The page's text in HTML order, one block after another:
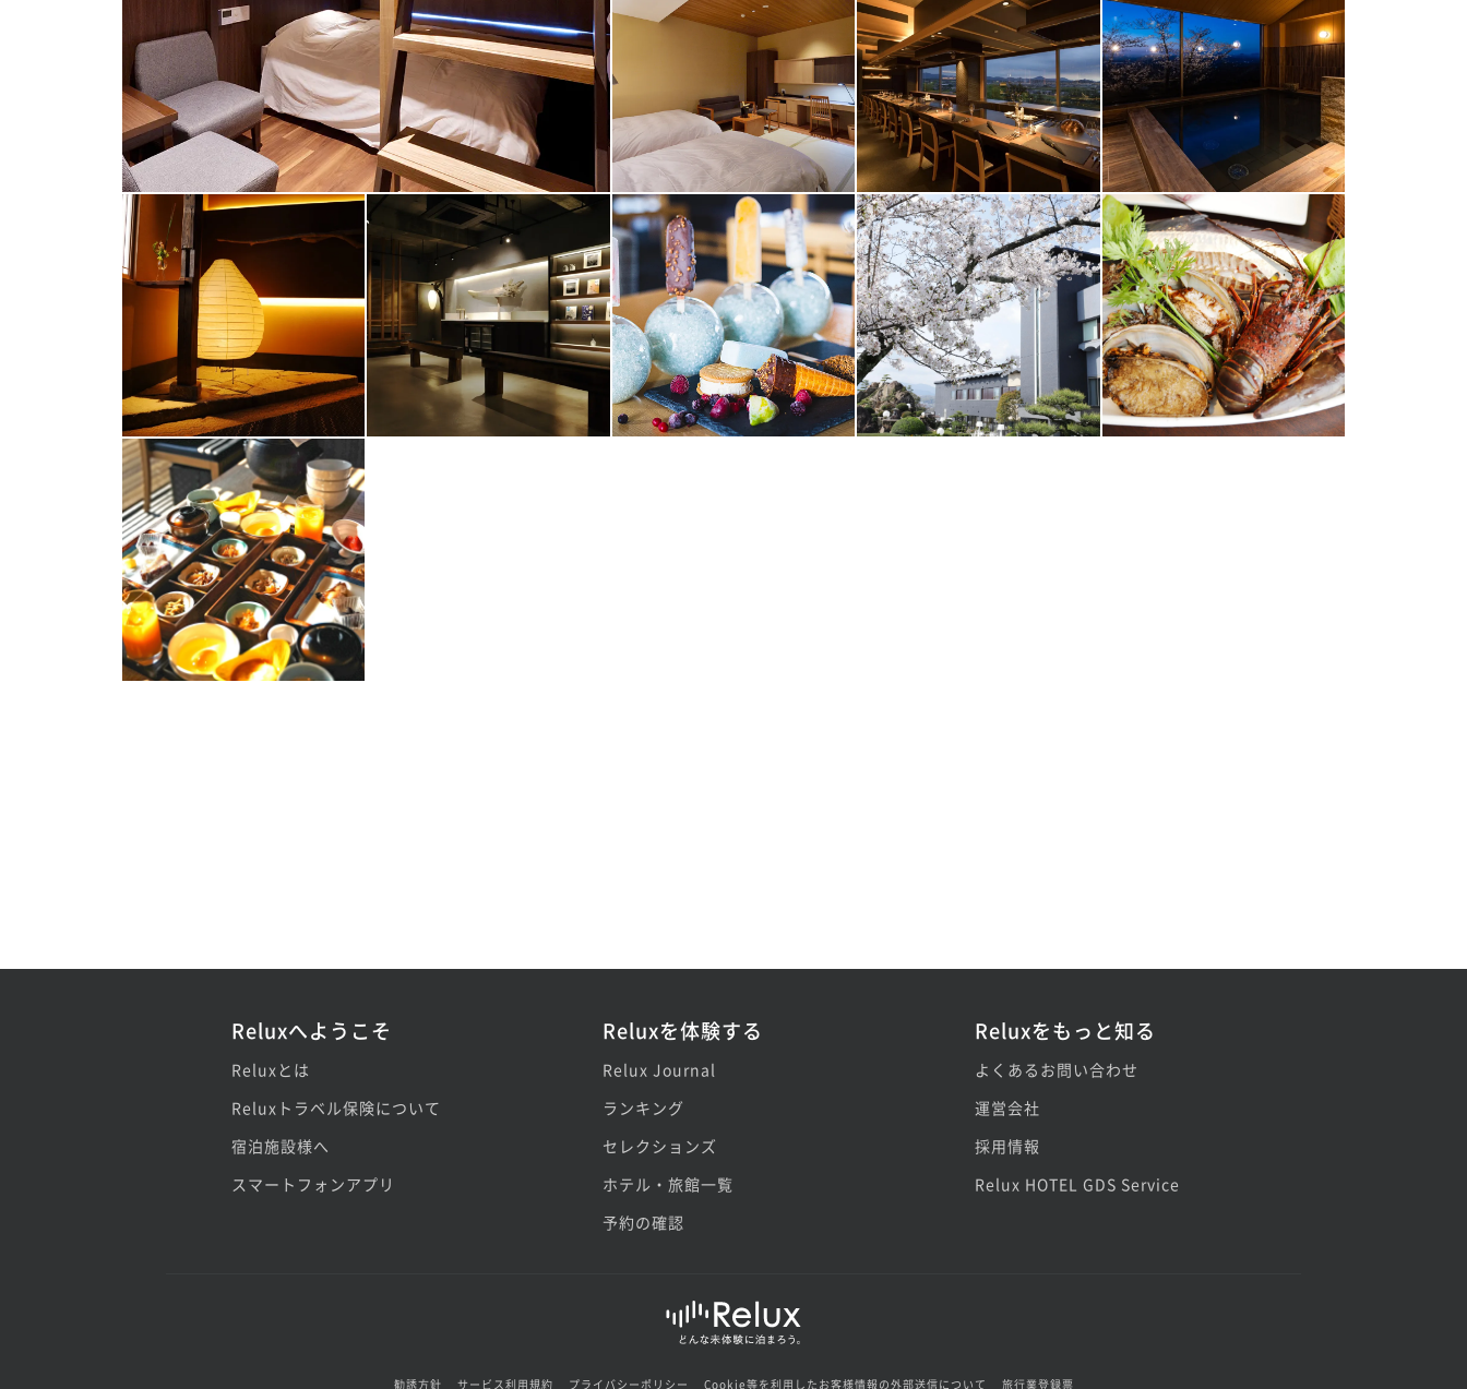
Reluxへようこそ
Reluxとは
Reluxトラベル保険について
宿泊施設様へ
スマートフォンアプリ
Reluxを体験する
Relux Journal
ランキング
セレクションズ
ホテル・旅館一覧
予約の確認
Reluxをもっと知る
よくあるお問い合わせ
運営会社
採用情報
Relux HOTEL GDS Service
勧誘方針 サービス利用規約 プライバシーポリシー Cookie等を利用したお客様情報の外部送信について 旅行業登録票